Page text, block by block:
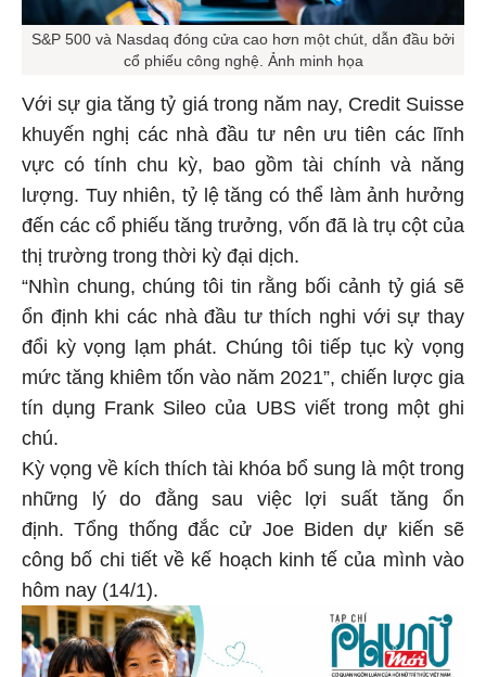
S&P 500 và Nasdaq đóng cửa cao hơn một chút, dẫn đầu bởi
cổ phiếu công nghệ. Ảnh minh họa
Với sự gia tăng tỷ giá trong năm nay, Credit Suisse
khuyến nghị các nhà đầu tư nên ưu tiên các lĩnh
vực có tính chu kỳ, bao gồm tài chính và năng
lượng. Tuy nhiên, tỷ lệ tăng có thể làm ảnh hưởng
đến các cổ phiếu tăng trưởng, vốn đã là trụ cột của
thị trường trong thời kỳ đại dịch.
“Nhìn chung, chúng tôi tin rằng bối cảnh tỷ giá sẽ
ổn định khi các nhà đầu tư thích nghi với sự thay
đổi kỳ vọng lạm phát. Chúng tôi tiếp tục kỳ vọng
mức tăng khiêm tốn vào năm 2021”, chiến lược gia
tín dụng Frank Sileo của UBS viết trong một ghi
chú.
Kỳ vọng về kích thích tài khóa bổ sung là một trong
những lý do đằng sau việc lợi suất tăng ổn
định. Tổng thống đắc cử Joe Biden dự kiến ​​sẽ
công bố chi tiết về kế hoạch kinh tế của mình vào
hôm nay (14/1).